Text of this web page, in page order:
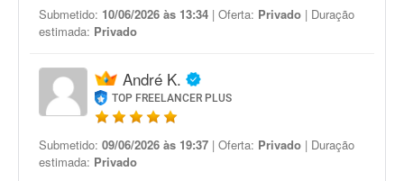
Submetido: 10/06/2026 às 13:34 | Oferta: Privado | Duração
estimada: Privado
André K.
TOP FREELANCER PLUS
Submetido: 09/06/2026 às 19:37 | Oferta: Privado | Duração
estimada: Privado